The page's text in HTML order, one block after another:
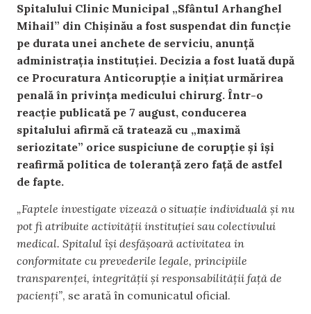
Spitalului Clinic Municipal „Sfântul Arhanghel
Mihail” din Chișinău a fost suspendat din funcție
pe durata unei anchete de serviciu, anunță
administrația instituției. Decizia a fost luată după
ce Procuratura Anticorupție a inițiat urmărirea
penală în privința medicului chirurg. Într-o
reacție publicată pe 7 august, conducerea
spitalului afirmă că tratează cu „maximă
seriozitate” orice suspiciune de corupție și își
reafirmă politica de toleranță zero față de astfel
de fapte.
„Faptele investigate vizează o situație individuală și nu
pot fi atribuite activității instituției sau colectivului
medical. Spitalul își desfășoară activitatea in
conformitate cu prevederile legale, principiile
transparenței, integrității și responsabilității față de
pacienți”, se arată în comunicatul oficial.